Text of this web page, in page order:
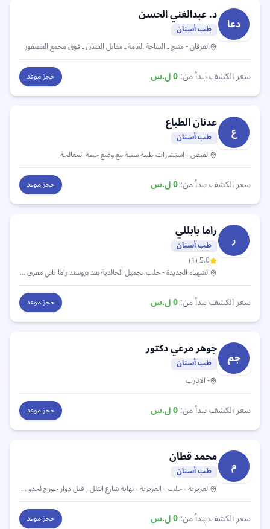
دعا د. عبدالغني الحسن
طب أسنان
الفرقان- منبج ـ الساحة العامة ـ مقابل الفندق ـ فوق مجمع العصفور
سعر الكشف يبدأ من:0ل.س حجز موعد
ع عدنانالطباع
طب أسنان
الفيض- استشارات طبية سنية مع وضع خطة المعالجة
سعر الكشف يبدأ من:0ل.س حجز موعد
ر رامابابللي
طب أسنان
5.0
(
1
)
الشهباء الجديدة- حلب تجميل الخالدية بعد بروستد راما ثاني مفرق على اليسار
سعر الكشف يبدأ من:0ل.س حجز موعد
جم جوهر مرعيدكتور
طب أسنان
- الاتارب
سعر الكشف يبدأ من:0ل.س حجز موعد
م محمدقطان
طب أسنان
العزيزية- حلب - العزيزية - نهاية شارع التلل - قبل دوار جورج لحدو ب ٨٠ متر - داخل العبارة - طابق ثاني
سعر الكشف يبدأ من:0ل.س حجز موعد